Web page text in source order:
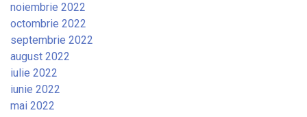
noiembrie 2022
octombrie 2022
septembrie 2022
august 2022
iulie 2022
iunie 2022
mai 2022